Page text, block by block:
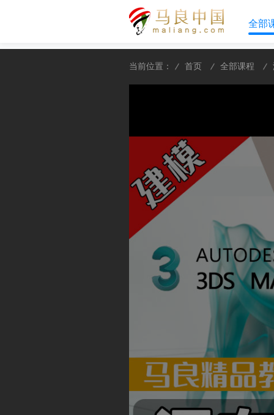
全部
当前位置： 首页 全部课程